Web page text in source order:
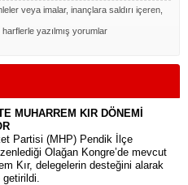
veya imalar, inançlara saldırı içeren,
yazılmış yorumlar
MUHARREM KIR DÖNEMİ
Partisi (MHP) Pendik İlçe
Olağan Kongre’de mevcut
Kır, delegelerin desteğini alarak
getirildi.